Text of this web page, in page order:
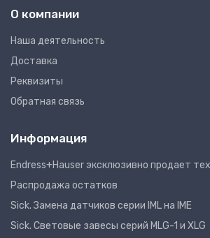
О компании
Наша деятельность
Доставка
Реквизиты
Обратная связь
Информация
Endress+Hauser эксклюзивно продает
Распродажа остатков
Sick. Замена датчиков серии IML на IME
Sick. Световые завесы серий MLG-1 и XLG